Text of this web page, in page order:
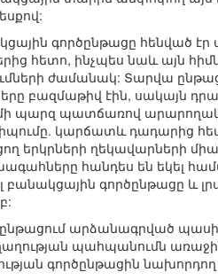
գործընթացը հենված էր
հետո, ինչպես նաև այն
ժամանակ: Տարվա
էին, սակայն
պարզ պատճառով
կարճատև դադարից
երկրների ղեկավարների
հանդես են եկել
գործընթացը և
արձանագրված
պահպանումն
գործընթացին